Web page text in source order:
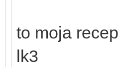
to moja
lk3